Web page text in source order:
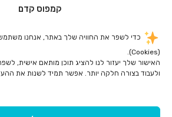
קמפוס קדם
כדי לשפר את החוויה שלך באתר, אנחנו
(Cookies).
האישור שלך יעזור לנו להציג תוכן מותאם אישית,
ולעבוד בצורה חלקה יותר. אפשר תמיד לשנות את
0559820278